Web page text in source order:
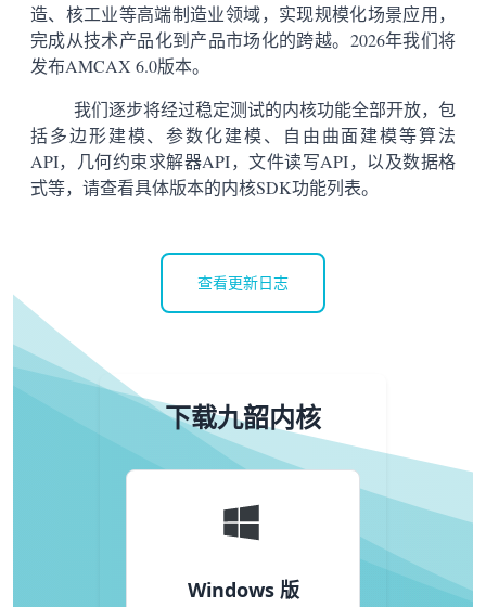
造、核工业等高端制造业领域，实现规模化场景应用，
完成从技术产品化到产品市场化的跨越。2026年我们将
发布AMCAX 6.0版本。
我们逐步将经过稳定测试的内核功能全部开放，包
括多边形建模、参数化建模、自由曲面建模等算法
API，几何约束求解器API，文件读写API，以及数据格
式等，请查看具体版本的内核SDK功能列表。
查看更新日志
下载九韶内核
Windows 版